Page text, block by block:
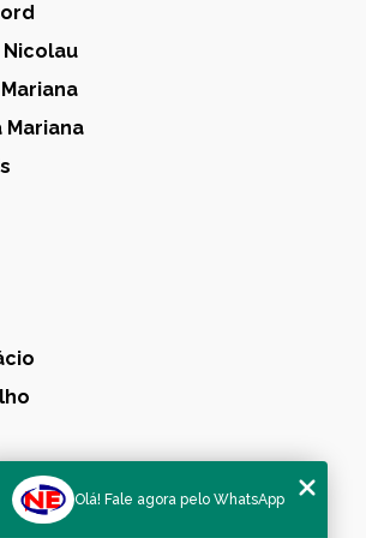
Nicolau
Mariana
Mariana
Olá! Fale agora pelo WhatsApp